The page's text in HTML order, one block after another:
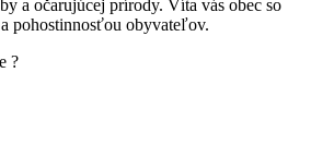
a očarujúcej prírody. Víta vás obec so
pohostinnosťou obyvateľov.
?